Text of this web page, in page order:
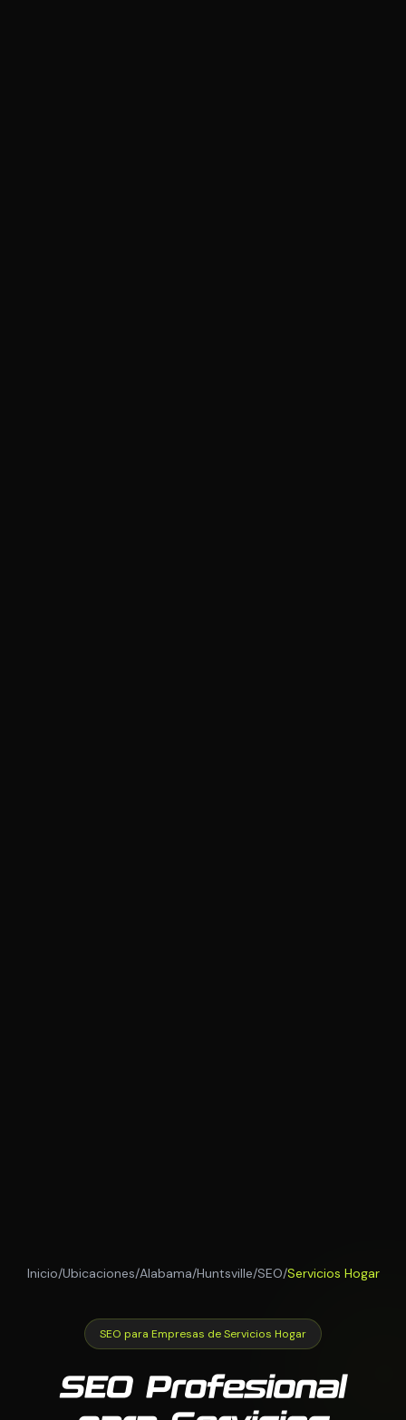
Inicio/Ubicaciones/Alabama/Huntsville/SEO/Servicios Hogar
SEO para Empresas de Servicios Hogar
SEO Profesional